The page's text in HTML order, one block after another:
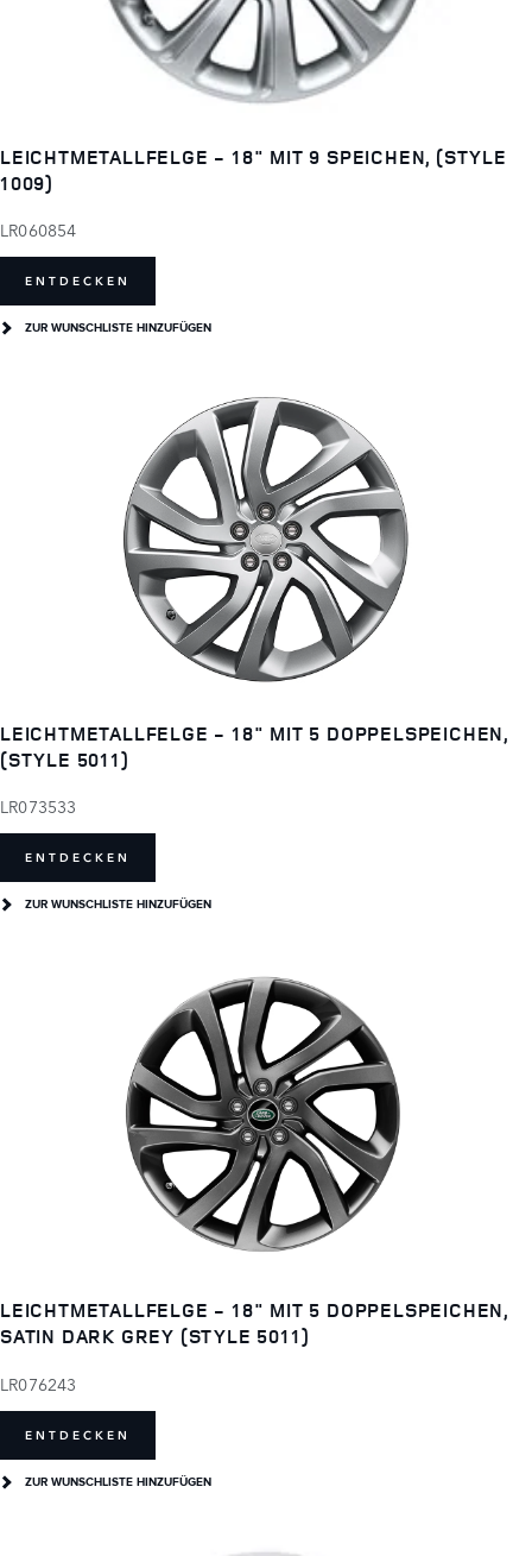
LEICHTMETALLFELGE - 18" MIT 9 SPEICHEN, (STYLE
1009)
LR060854
ENTDECKEN
ZUR WUNSCHLISTE HINZUFÜGEN
LEICHTMETALLFELGE - 18" MIT 5 DOPPELSPEICHEN,
(STYLE 5011)
LR073533
ENTDECKEN
ZUR WUNSCHLISTE HINZUFÜGEN
LEICHTMETALLFELGE - 18" MIT 5 DOPPELSPEICHEN,
SATIN DARK GREY (STYLE 5011)
LR076243
ENTDECKEN
ZUR WUNSCHLISTE HINZUFÜGEN